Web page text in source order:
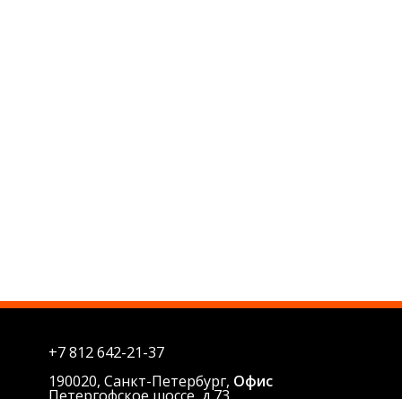
+7 812642-21-37
190020, Санкт-Петербург, Офис